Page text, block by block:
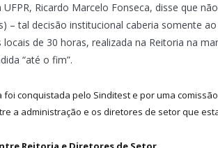
Ricardo Marcelo Fonseca, disse que
– tal decisão institucional caberia somente
locais de 30 horas, realizada na Reitoria na
“até o fim”.
foi conquistada pelo Sinditest e por uma
a administração e os diretores de setor que